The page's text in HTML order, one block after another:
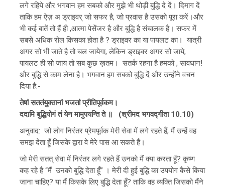
लगे रहिये और भगवान हम सबको और मुझे भी थोड़ी बुद्धि दे दें। दिमाग दें
ताकि हम ऐज़ अ ड्राइवर् जो सफर है, जो प्रवास है उसको पूरा करें।और
भी कई बातें तो हैं ही ,आत्मा पेसेंजर है और बुद्धि है संचालक है। सफर में
सबसे अधिक रोल किसका होता है ? ड्राइवर का या पायलट का। यात्री
अगर सो भी जाते है तो चल जायेगा, लेकिन ड्राइवर अगर सो जाये,
पायलट ही सो जाय तो सब कुछ ख़तम। सतर्क रहना है हमको , सावधान!
और बुद्धि से काम लेना है। भगवान हम सबको बुद्धि दें और उन्होंने वचन
दिया है:-
तेषां सततंयुक्तानां भजतां प्रीतिपूर्वकम।
ददामि बुद्धियोगं तं येन मामुपयन्ति ते ॥ (श्रीमद भगवद्गीता 10.10)
अनुवाद: जो लोग निरंतर प्रेमपूर्वक मेरी सेवा में लगे रहते हैं, मैं उन्हें वह
समझ देता हूँ जिसके द्वारा वे मेरे पास आ सकते हैं।
जो मेरी सतत् सेवा में निरंतर लगे रहते हैं उनको मैं क्या करता हूँ? कृष्ण
कह रहे है “मैं उनको बुद्धि देता हूँ” । मेरी दी हुई बुद्धि का उपयोग कैसे किया
जाना चाहिए? या मैं किसके लिए बुद्धि देता हूँ? ताकि वह व्यक्ति जिसको मैंने